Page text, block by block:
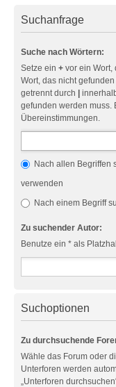
Suchanfrage
Suche nach Wörtern:
Setze ein + vor ein Wort,
Wort, das nicht
getrennt durch
gefunden werden muss.
Übereinstimmungen.
Nach allen Begriffen
verwenden
Nach einem Begriff
Zu suchender Autor:
Benutze ein * als
Suchoptionen
Zu durchsuchende
Wähle das Forum oder
Unterforen werden
„Unterforen